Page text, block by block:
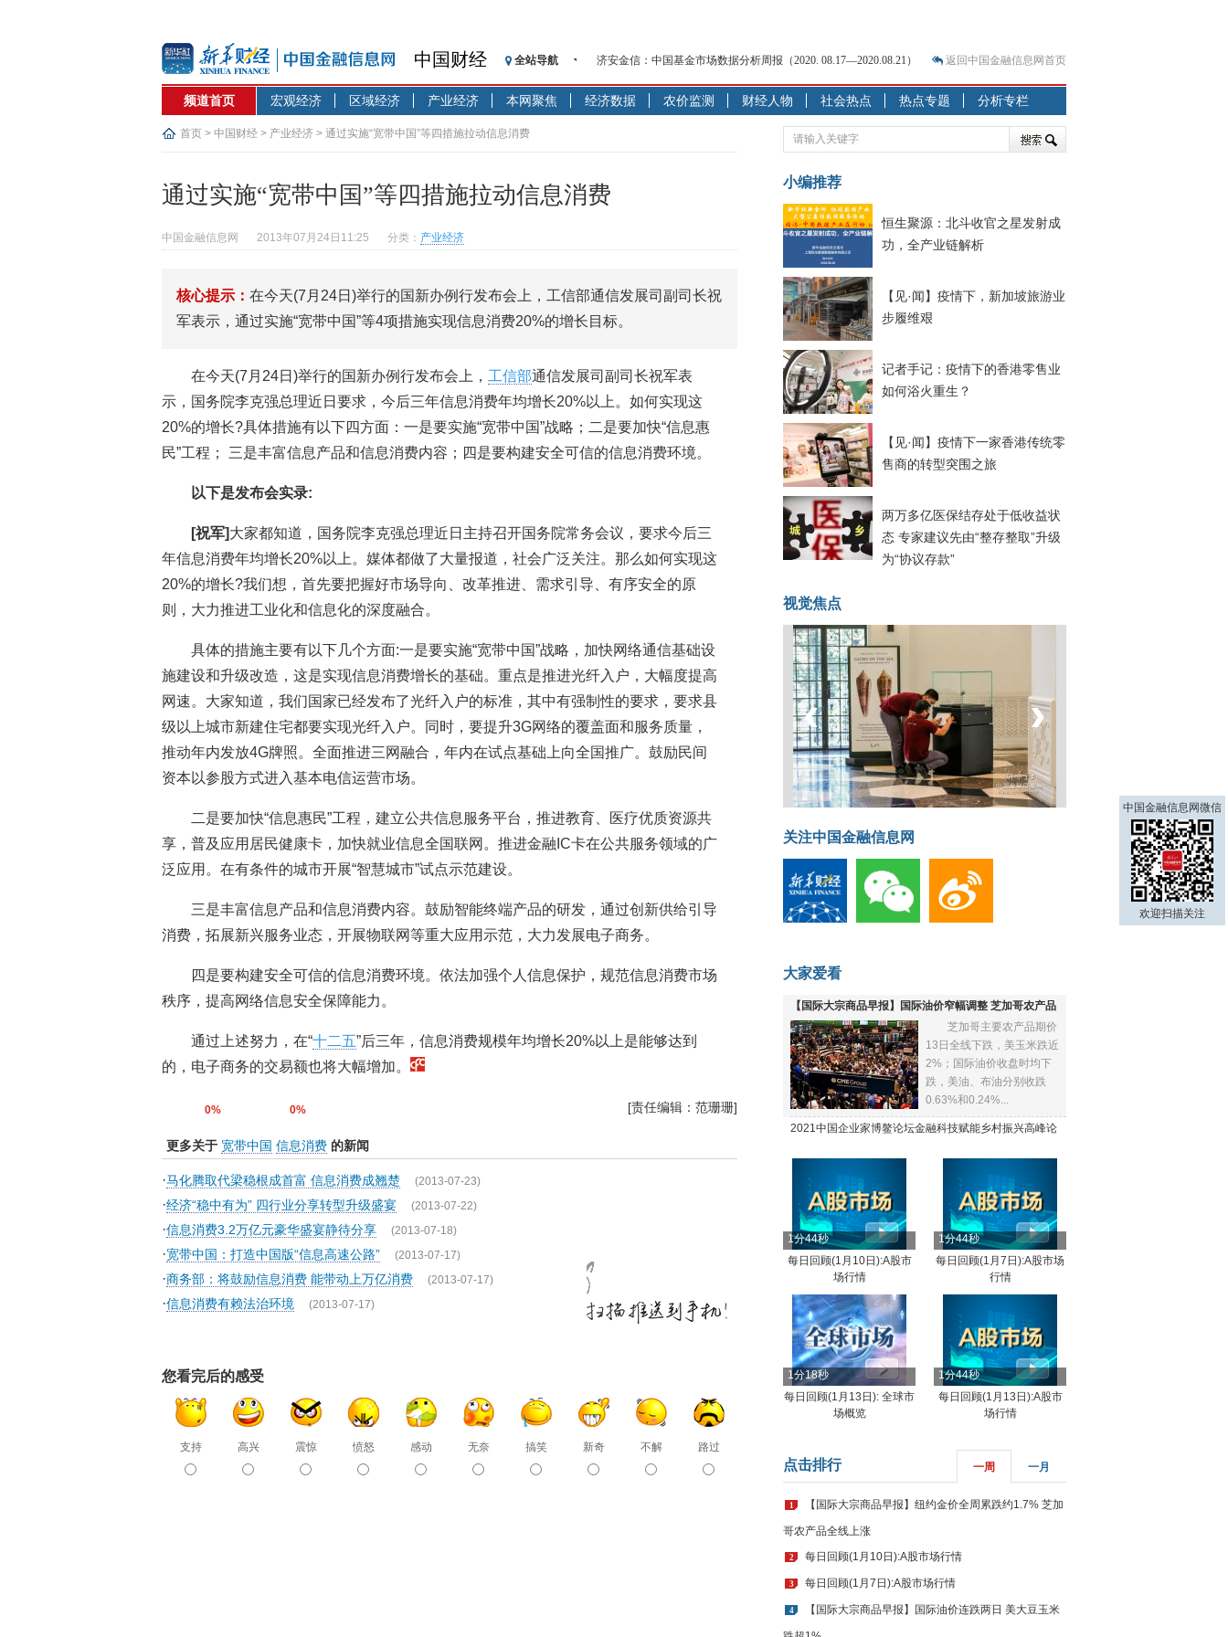
中国财经 全站导航
济安金信：中国基金市场数据分析周报（2020. 08.17—2020.08.21）
【见·闻】疫情下，新加坡旅游业步履维艰
记者手记：疫情下的香港零售业如何浴火重生？
【见·闻】疫情下一家香港传统零售商的转型突围之旅
济安金信：中国基金市场数据分析周报（2020. 07.27—2020.07.31）
【新华财经调查】同业存单、结构性存款玩起“跷跷板” 结构性失衡藏
在“隐秘的角落”
央行公开市场净投放300亿元 短端资金利率明显下行
基本面及股市双轮冲击 债市回调十年期债表现最弱
沥青期货连续两日涨逾3% 沪银及两粕涨势喜人
恒生聚源：北斗收官之星发射成功，全产业链解析
返回中国金融信息网首页
频道首页 宏观经济 区域经济 产业经济 本网聚焦 经济数据 农价监测 财经人物 社会热点 热点专题 分析专栏
首页 > 中国财经 > 产业经济 > 通过实施“宽带中国”等四措施拉动信息消费
通过实施“宽带中国”等四措施拉动信息消费
中国金融信息网 2013年07月24日11:25 分类： 产业经济
核心提示： 在今天(7月24日)举行的国新办例行发布会上，工信部通信发展司副司长祝
军表示，通过实施“宽带中国”等4项措施实现信息消费20%的增长目标。
在今天(7月24日)举行的国新办例行发布会上， 工信部通信发展司副司长祝军表
示，国务院李克强总理近日要求，今后三年信息消费年均增长20%以上。如何实现这
20%的增长?具体措施有以下四方面：一是要实施“宽带中国”战略；二是要加快“信息惠
民”工程； 三是丰富信息产品和信息消费内容；四是要构建安全可信的信息消费环境。
以下是发布会实录:
[祝军]大家都知道，国务院李克强总理近日主持召开国务院常务会议，要求今后三
年信息消费年均增长20%以上。媒体都做了大量报道，社会广泛关注。那么如何实现这
20%的增长?我们想，首先要把握好市场导向、改革推进、需求引导、有序安全的原
则，大力推进工业化和信息化的深度融合。
具体的措施主要有以下几个方面:一是要实施“宽带中国”战略，加快网络通信基础设
施建设和升级改造，这是实现信息消费增长的基础。重点是推进光纤入户，大幅度提高
网速。大家知道，我们国家已经发布了光纤入户的标准，其中有强制性的要求，要求县
级以上城市新建住宅都要实现光纤入户。同时，要提升3G网络的覆盖面和服务质量，
推动年内发放4G牌照。全面推进三网融合，年内在试点基础上向全国推广。鼓励民间
资本以参股方式进入基本电信运营市场。
二是要加快“信息惠民”工程，建立公共信息服务平台，推进教育、医疗优质资源共
享，普及应用居民健康卡，加快就业信息全国联网。推进金融IC卡在公共服务领域的广
泛应用。在有条件的城市开展“智慧城市”试点示范建设。
三是丰富信息产品和信息消费内容。鼓励智能终端产品的研发，通过创新供给引导
消费，拓展新兴服务业态，开展物联网等重大应用示范，大力发展电子商务。
四是要构建安全可信的信息消费环境。依法加强个人信息保护，规范信息消费市场
秩序，提高网络信息安全保障能力。
通过上述努力，在“十二五”后三年，信息消费规模年均增长20%以上是能够达到
的，电子商务的交易额也将大幅增加。
0% 0% [责任编辑：范珊珊]
更多关于 宽带中国 信息消费 的新闻
·马化腾取代梁稳根成首富 信息消费成翘楚 (2013-07-23)
·经济“稳中有为” 四行业分享转型升级盛宴 (2013-07-22)
·信息消费3.2万亿元豪华盛宴静待分享 (2013-07-18)
·宽带中国：打造中国版“信息高速公路” (2013-07-17)
·商务部：将鼓励信息消费 能带动上万亿消费 (2013-07-17)
·信息消费有赖法治环境 (2013-07-17)
您看完后的感受
支持 高兴 震惊 愤怒 感动 无奈 搞笑 新奇 不解 路过
小编推荐
恒生聚源：北斗收官之星发射成
功，全产业链解析
【见·闻】疫情下，新加坡旅游业
步履维艰
记者手记：疫情下的香港零售业
如何浴火重生？
【见·闻】疫情下一家香港传统零
售商的转型突围之旅
两万多亿医保结存处于低收益状
态 专家建议先由“整存整取”升级
为“协议存款”
视觉焦点
菲律宾：防疫降级
‹ ›
关注中国金融信息网
大家爱看
【国际大宗商品早报】国际油价窄幅调整 芝加哥农产品
全线下跌
芝加哥主要农产品期价
13日全线下跌，美玉米跌近
2%；国际油价收盘时均下
跌，美油、布油分别收跌
0.63%和0.24%...
2021中国企业家博鳌论坛金融科技赋能乡村振兴高峰论
1分44秒
每日回顾(1月10日):A股市
场行情
1分44秒
每日回顾(1月7日):A股市场
行情
1分18秒
每日回顾(1月13日): 全球市
场概览
1分44秒
每日回顾(1月13日):A股市
场行情
点击排行 一周 一月
1 【国际大宗商品早报】纽约金价全周累跌约1.7% 芝加
哥农产品全线上涨
2 每日回顾(1月10日):A股市场行情
3 每日回顾(1月7日):A股市场行情
4 【国际大宗商品早报】国际油价连跌两日 美大豆玉米
中国金融信息网微信
欢迎扫描关注